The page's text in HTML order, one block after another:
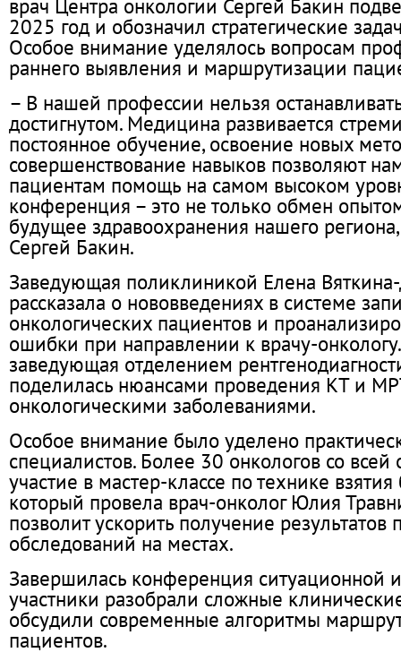
врач Центра онкологии Сергей Бакин
2025 год и обозначил стратегические
Особое внимание уделялось вопросам
раннего выявления и маршрутизации
– В нашей профессии нельзя
достигнутом. Медицина развивается
постоянное обучение, освоение новых
совершенствование навыков позволяют
пациентам помощь на самом высоком
конференция – это не только обмен
будущее здравоохранения нашего
Сергей Бакин.
Заведующая поликлиникой Елена
рассказала о нововведениях в системе
онкологических пациентов и
ошибки при направлении к врачу-
заведующая отделением
поделилась нюансами проведения КТ и
онкологическими заболеваниями.
Особое внимание было уделено
специалистов. Более 30 онкологов со всей
участие в мастер-классе по технике
который провела врач-онколог Юлия
позволит ускорить получение
обследований на местах.
Завершилась конференция ситуационной
участники разобрали сложные
обсудили современные алгоритмы
пациентов.